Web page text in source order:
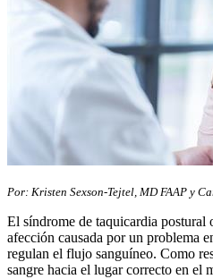
​​​​Por: Kristen Sexson-Tejtel, MD FAAP y
El síndrome de taquicardia postural
afección causada por un problema
regulan el flujo sanguíneo. Como
sangre hacia el lugar correcto en el